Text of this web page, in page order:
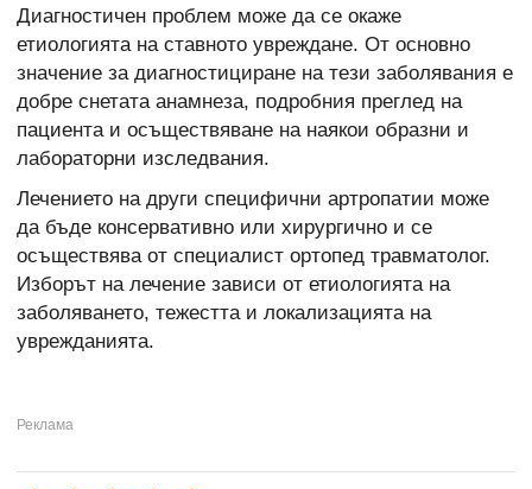
Диагностичен проблем може да се окаже
етиологията на ставното увреждане. От основно
значение за диагностициране на тези заболявания е
добре снетата анамнеза, подробния преглед на
пациента и осъществяване на наякои образни и
лабораторни изследвания.
Лечението на други специфични артропатии може
да бъде консервативно или хирургично и се
осъществява от специалист ортопед травматолог.
Изборът на лечение зависи от етиологията на
заболяването, тежестта и локализацията на
уврежданията.